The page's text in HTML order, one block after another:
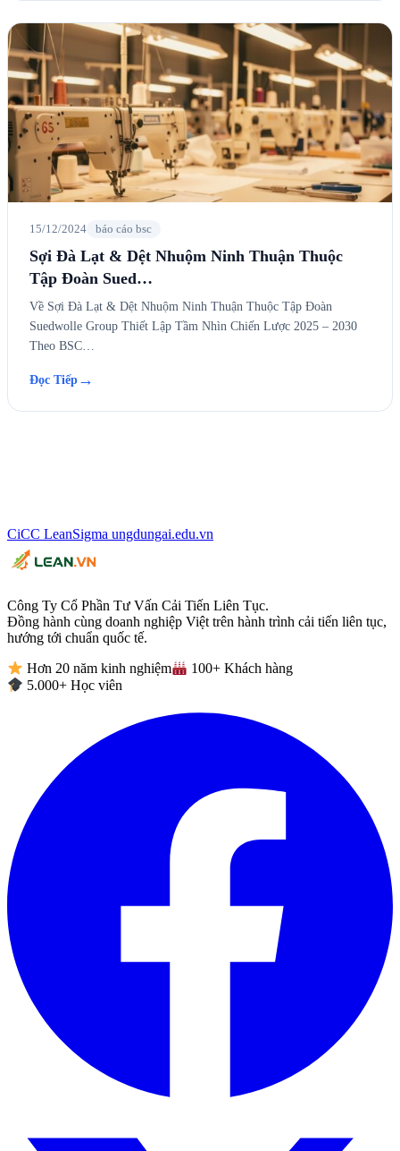
15/12/2024 báo cáo bsc
Sợi Đà Lạt & Dệt Nhuộm Ninh Thuận Thuộc
Tập Đoàn Sued…
Về Sợi Đà Lạt & Dệt Nhuộm Ninh Thuận Thuộc Tập Đoàn
Suedwolle Group Thiết Lập Tầm Nhìn Chiến Lược 2025 – 2030
Theo BSC…
Đọc Tiếp →
CiCC LeanSigma ungdungai.edu.vn
Công Ty Cổ Phần Tư Vấn Cải Tiến Liên Tục.
Đồng hành cùng doanh nghiệp Việt trên hành trình cải tiến liên tục,
hướng tới chuẩn quốc tế.
Hơn 20 năm kinh nghiệm
100+ Khách hàng
5.000+ Học viên